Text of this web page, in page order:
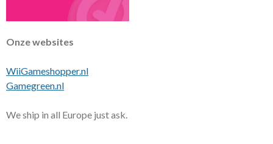
Onze websites
WiiGameshopper.nl
Gamegreen.nl
We ship in all Europe just ask.